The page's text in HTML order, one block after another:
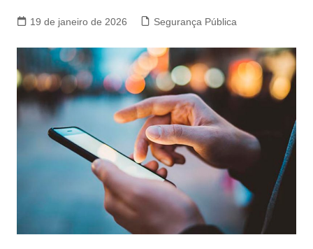
19 de janeiro de 2026 Segurança Pública